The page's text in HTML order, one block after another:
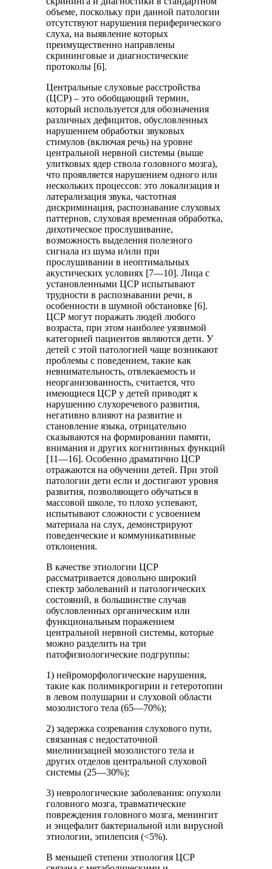
объеме, поскольку при данной патологии
отсутствуют нарушения периферического
слуха, на выявление которых
преимущественно направлены
скрининговые и диагностические
протоколы [6].
Центральные слуховые расстройства
(ЦСР) ‒ это обобщающий термин,
который используется для обозначения
различных дефицитов, обусловленных
нарушением обработки звуковых
стимулов (включая речь) на уровне
центральной нервной системы (выше
улитковых ядер ствола головного мозга),
что проявляется нарушением одного или
нескольких процессов: это локализация и
латерализация звука, частотная
дискриминация, распознавание слуховых
паттернов, слуховая временная обработка,
дихотическое прослушивание,
возможность выделения полезного
сигнала из шума и/или при
прослушивании в неоптимальных
акустических условиях [7—10]. Лица с
установленными ЦСР испытывают
трудности в распознавании речи, в
особенности в шумной обстановке [6].
ЦСР могут поражать людей любого
возраста, при этом наиболее уязвимой
категорией пациентов являются дети. У
детей с этой патологией чаще возникают
проблемы с поведением, такие как
невнимательность, отвлекаемость и
неорганизованность, считается, что
имеющиеся ЦСР у детей приводят к
нарушению слухоречевого развития,
негативно влияют на развитие и
становление языка, отрицательно
сказываются на формировании памяти,
внимания и других когнитивных функций
[11—16]. Особенно драматично ЦСР
отражаются на обучении детей. При этой
патологии дети если и достигают уровня
развития, позволяющего обучаться в
массовой школе, то плохо успевают,
испытывают сложности с усвоением
материала на слух, демонстрируют
поведенческие и коммуникативные
отклонения.
В качестве этиологии ЦСР
рассматривается довольно широкий
спектр заболеваний и патологических
состояний, в большинстве случав
обусловленных органическим или
функциональным поражением
центральной нервной системы, которые
можно разделить на три
патофизиологические подгруппы:
1) нейроморфологические нарушения,
такие как полимикрогирии и гетеротопии
в левом полушарии и слуховой области
мозолистого тела (65—70%);
2) задержка созревания слухового пути,
связанная с недостаточной
миелинизацией мозолистого тела и
других отделов центральной слуховой
системы (25—30%);
3) неврологические заболевания: опухоли
головного мозга, травматические
повреждения головного мозга, менингит
и энцефалит бактериальной или вирусной
этиологии, эпилепсия (<5%).
В меньшей степени этиология ЦСР